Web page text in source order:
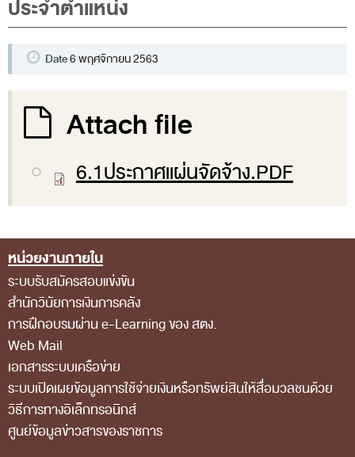
แผนปฏิบัติราชการ ระยะ 5 ปี (พ.ศ. 2566 - 2570)
พระราชดำรัส รัชกาลที่ 9
รองผู้ว่าการตรวจเงินแผ่นดิน
ผู้ตรวจเงินแผ่นดิน (สตภ.1-15)
ที่ปรึกษาการตรวจเงินแผ่นดิน
ผู้ช่วยผู้ว่าการตรวจเงินแผ่นดิน
ที่ปรึกษาประจำสำนักงาน
ผู้บริหารเทคโนโลยีสารสนเทศระดับสูง (CIO)
หน้าที่และอำนาจ และการแบ่งส่วนราชการ
หน้าที่และอำนาจ
โครงสร้างหน่วยงาน
ภาพรวม
ส่วนกลาง
ส่วนภูมิภาค
ประจำตำแหน่ง
Date6 พฤศจิกายน 2563
Attach file
6.1ประกาศแผ่นจัดจ้าง.PDF
Footer Menu
หน่วยงานภายใน
ระบบรับสมัครสอบแข่งขัน
สำนักวินัยการเงินการคลัง
การฝึกอบรมผ่าน e-Learning ของ สตง.
Web Mail
เอกสารระบบเครือข่าย
ระบบเปิดเผยข้อมูลการใช้จ่ายเงินหรือทรัพย์สินให้สื่อมวลชนด้วย
วิธีการทางอิเล็กทรอนิกส์
ศูนย์ข้อมูลข่าวสารของราชการ